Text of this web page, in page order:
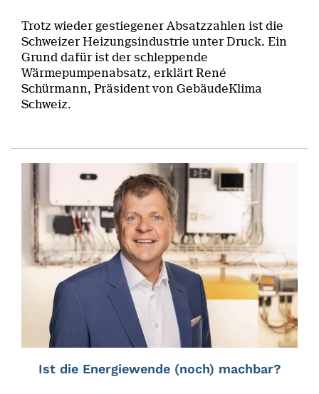
Trotz wieder gestiegener Absatzzahlen ist die
Schweizer Heizungsindustrie unter Druck. Ein
Grund dafür ist der schleppende
Wärmepumpenabsatz, erklärt René
Schürmann, Präsident von GebäudeKlima
Schweiz.
Ist die Energiewende (noch) machbar?